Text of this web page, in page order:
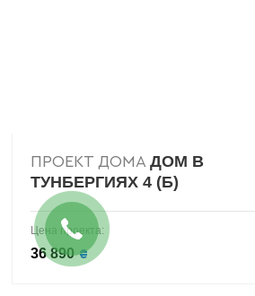
ПРОЕКТ ДОМА ДОМ В
ТУНБЕРГИЯХ 4 (Б)
Цена проекта:
36 890 ₴